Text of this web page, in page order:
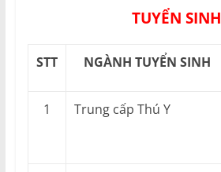
TUYỂN SINH
STT NGÀNH TUYỂN SINH
1 Trung cấp Thú Y